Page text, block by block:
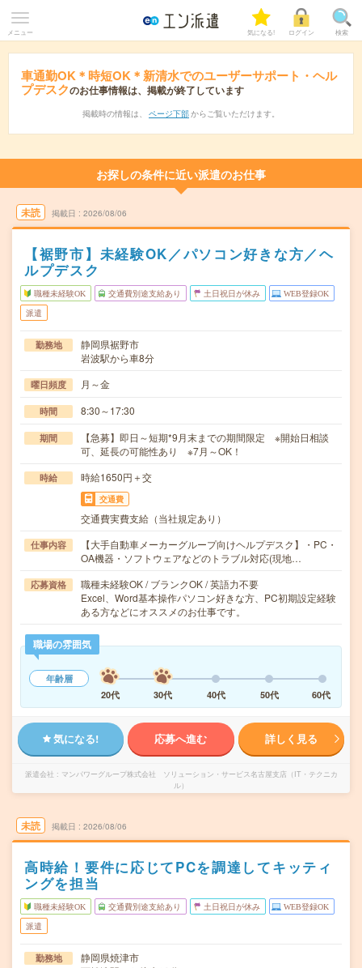
メニュー 気になる! ログイン 検索
車通勤OK＊時短OK＊新清水でのユーザーサポート・ヘル
プデスクのお仕事情報は、掲載が終了しています
掲載時の情報は、 ページ下部 からご覧いただけます。
お探しの条件に近い派遣のお仕事
未読 掲載日 2026/08/06
【裾野市】未経験OK／パソコン好きな方／ヘ
ルプデスク
職種未経験OK 交通費別途支給あり 土日祝日が休み WEB登録OK
派遣
勤務地
静岡県裾野市
岩波駅から車8分
曜日頻度 月～金
時間 8:30～17:30
期間
【急募】即日～短期*9月末までの期間限定 ※開始日相談
可、延長の可能性あり ※7月～OK！
時給 時給1650円＋交
交通費
交通費実費支給（当社規定あり）
仕事内容
【大手自動車メーカーグループ向けヘルプデスク】・PC・
OA機器・ソフトウェアなどのトラブル対応(現地…
応募資格
職種未経験OK / ブランクOK / 英語力不要
Excel、Word基本操作パソコン好きな方、PC初期設定経験
ある方などにオススメのお仕事です。
職場の雰囲気
年齢層
20代
30代 40代 50代 60代
気になる! 応募へ進む 詳しく見る
派遣会社
マンパワーグループ株式会社 ソリューション・サービス名古屋支店（IT・テクニカ
ル）
未読 掲載日 2026/08/06
高時給！要件に応じてPCを調達してキッティ
ングを担当
職種未経験OK 交通費別途支給あり 土日祝日が休み WEB登録OK
派遣
勤務地
静岡県焼津市